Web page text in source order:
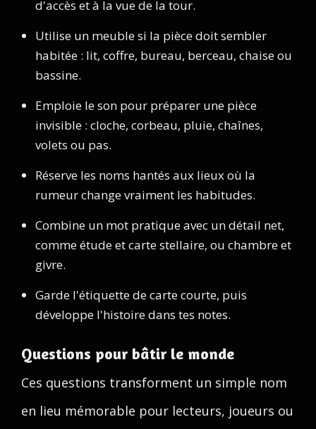
d'accès et à la vue de la tour.
Utilise un meuble si la pièce doit sembler
habitée : lit, coffre, bureau, berceau, chaise ou
bassine.
Emploie le son pour préparer une pièce
invisible : cloche, corbeau, pluie, chaînes,
volets ou pas.
Réserve les noms hantés aux lieux où la
rumeur change vraiment les habitudes.
Combine un mot pratique avec un détail net,
comme étude et carte stellaire, ou chambre et
givre.
Garde l'étiquette de carte courte, puis
développe l'histoire dans tes notes.
Questions pour bâtir le monde
Ces questions transforment un simple nom
en lieu mémorable pour lecteurs, joueurs ou